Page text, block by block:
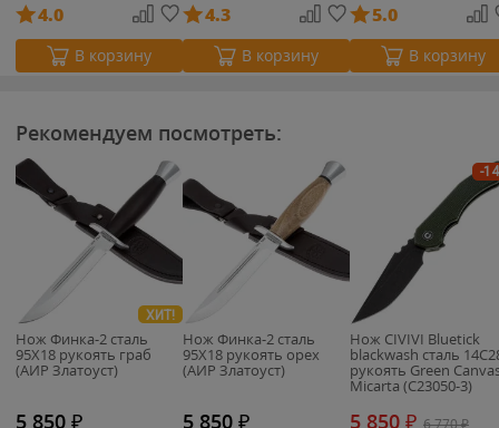
4.0
В корзину
4.3
В корзину
5.0
В корзину
Рекомендуем посмотреть:
ХИТ!
Нож Финка-2 сталь
95Х18 рукоять граб
(АИР Златоуст)
5 850 ₽
Нож Финка-2 сталь
95Х18 рукоять орех
(АИР Златоуст)
5 850 ₽
-
Нож CIVIVI Bluetick
blackwash сталь
рукоять Green
Micarta (C23050-3)
5 850 ₽ 6 770₽